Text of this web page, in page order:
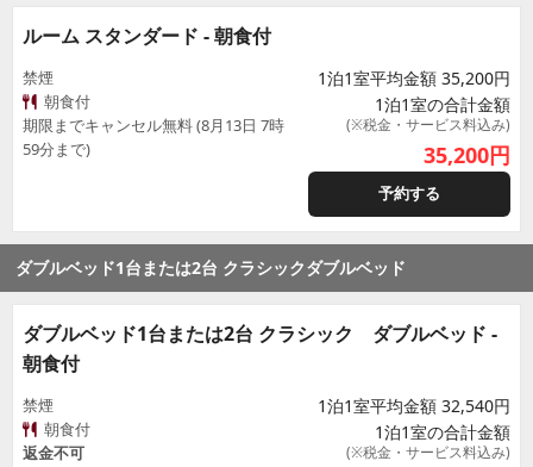
ルーム スタンダード - 朝食付
禁煙
朝食付
期限までキャンセル無料 (8月13日 7時
59分まで)
1泊1室平均金額 35,200円
1泊1室の合計金額
(※税金・サービス料込み)
35,200円
予約する
ダブルベッド1台または2台 クラシックダブルベッド
ダブルベッド1台または2台 クラシック ダブルベッド -
朝食付
禁煙
朝食付
返金不可
1泊1室平均金額 32,540円
1泊1室の合計金額
(※税金・サービス料込み)